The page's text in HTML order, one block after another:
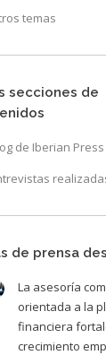
temas
secciones de
de Iberian Press
de prensa
La asesoría
orientada a la
financiera
crecimiento